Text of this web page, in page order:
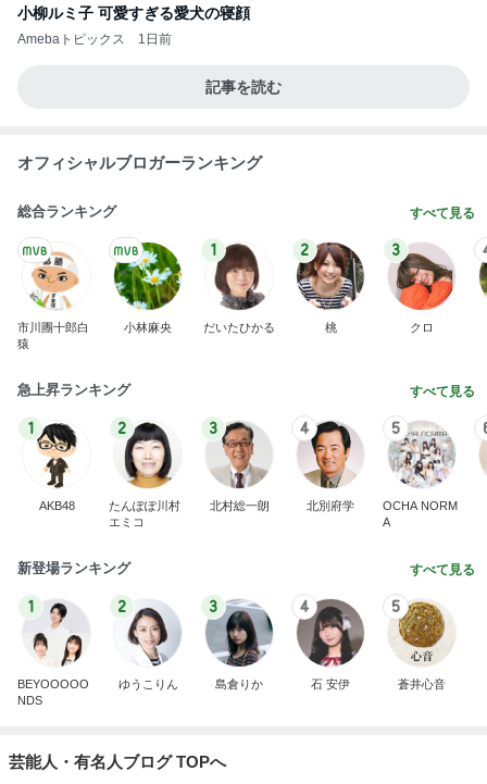
小柳ルミ子 可愛すぎる愛犬の寝顔
Amebaトピックス 1日前
記事を読む
オフィシャルブロガーランキング
総合ランキング すべて見る
市川團十郎白
猿
小林麻央
1
だいたひかる
2
桃
3
クロ
急上昇ランキング すべて見る
1
AKB48
2
たんぽぽ川村
エミコ
3
北村総一朗
4
北別府学
5
OCHA NORM
A
新登場ランキング すべて見る
1
BEYOOOOO
NDS
2
ゆうこりん
3
島倉りか
4
石 安伊
5
蒼井心音
芸能人・有名人ブログ TOPへ